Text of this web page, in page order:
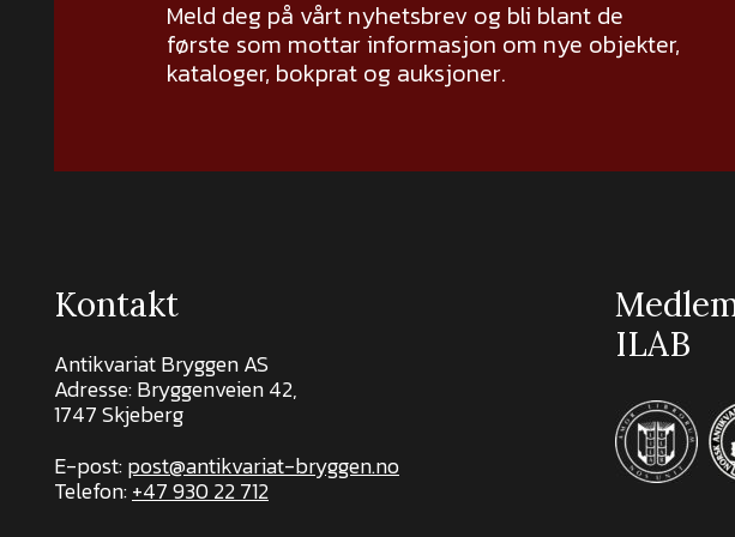
Meld deg på vårt nyhetsbrev og bli blant de
første som mottar informasjon om nye objekter,
kataloger, bokprat og auksjoner.
Kontakt
Antikvariat Bryggen AS
Adresse: Bryggenveien 42,
1747 Skjeberg
E-post:post@antikvariat-bryggen.no
Telefon:+47 930 22 712
ILAB